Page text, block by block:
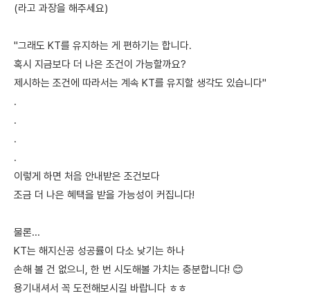
(라고 과장을 해주세요)
"그래도 KT를 유지하는 게 편하기는 합니다.
혹시 지금보다 더 나은 조건이 가능할까요?
제시하는 조건에 따라서는 계속 KT를 유지할 생각도 있습니다"
.
.
.
.
이렇게 하면 처음 안내받은 조건보다
조금 더 나은 혜택을 받을 가능성이 커집니다!
물론...
KT는 해지신공 성공률이 다소 낮기는 하나
손해 볼 건 없으니, 한 번 시도해볼 가치는 충분합니다! 😊
용기내셔서 꼭 도전해보시길 바랍니다 ㅎㅎ